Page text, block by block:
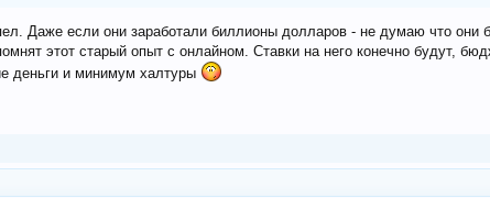
Даже если они заработали биллионы долларов - не думаю что они
этот старый опыт с онлайном. Ставки на него конечно будут,
деньги и минимум халтуры